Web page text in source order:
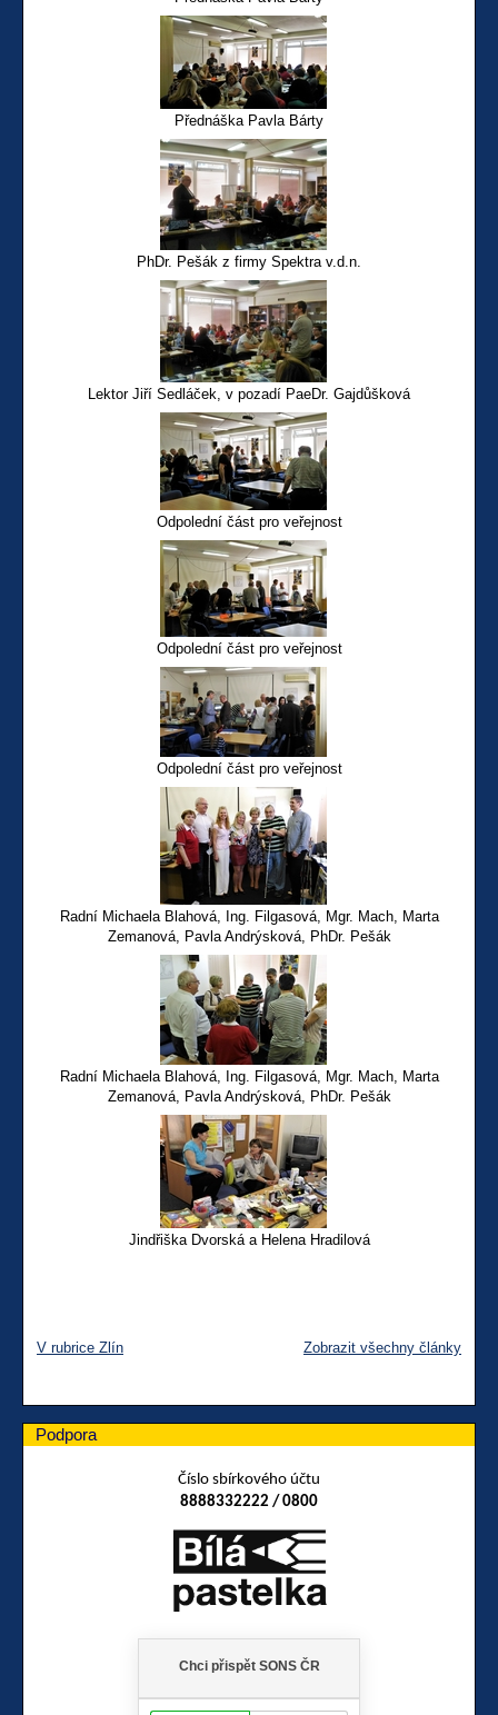
Přednáška Pavla Bárty
PhDr. Pešák z firmy Spektra v.d.n.
Lektor Jiří Sedláček, v pozadí PaeDr. Gajdůšková
Odpolední část pro veřejnost
Odpolední část pro veřejnost
Odpolední část pro veřejnost
Radní Michaela Blahová, Ing. Filgasová, Mgr. Mach, Marta
Zemanová, Pavla Andrýsková, PhDr. Pešák
Radní Michaela Blahová, Ing. Filgasová, Mgr. Mach, Marta
Zemanová, Pavla Andrýsková, PhDr. Pešák
Jindřiška Dvorská a Helena Hradilová
V rubrice Zlín Zobrazit všechny články
Podpora
Číslo sbírkového účtu
8888332222 / 0800